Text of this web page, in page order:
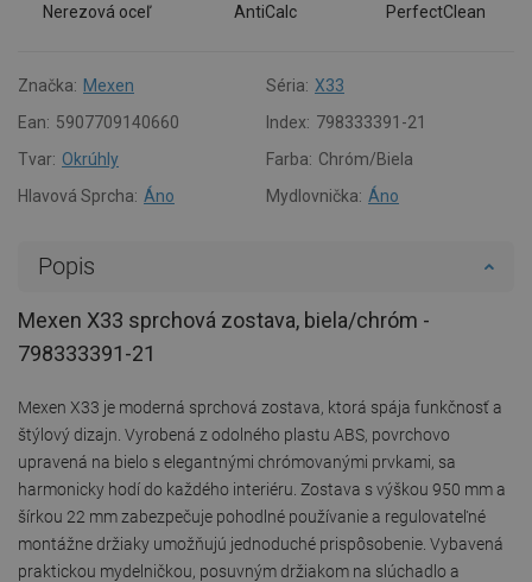
Nerezová oceľ AntiCalc PerfectClean
Značka: Mexen Séria: X33
Ean: 5907709140660 Index: 798333391-21
Tvar: Okrúhly Farba: Chróm/Biela
Hlavová Sprcha: Áno Mydlovnička: Áno
Popis
Mexen X33 sprchová zostava, biela/chróm -
798333391-21
Mexen X33 je moderná sprchová zostava, ktorá spája funkčnosť a
štýlový dizajn. Vyrobená z odolného plastu ABS, povrchovo
upravená na bielo s elegantnými chrómovanými prvkami, sa
harmonicky hodí do každého interiéru. Zostava s výškou 950 mm a
šírkou 22 mm zabezpečuje pohodlné používanie a regulovateľné
montážne držiaky umožňujú jednoduché prispôsobenie. Vybavená
praktickou mydelničkou, posuvným držiakom na slúchadlo a